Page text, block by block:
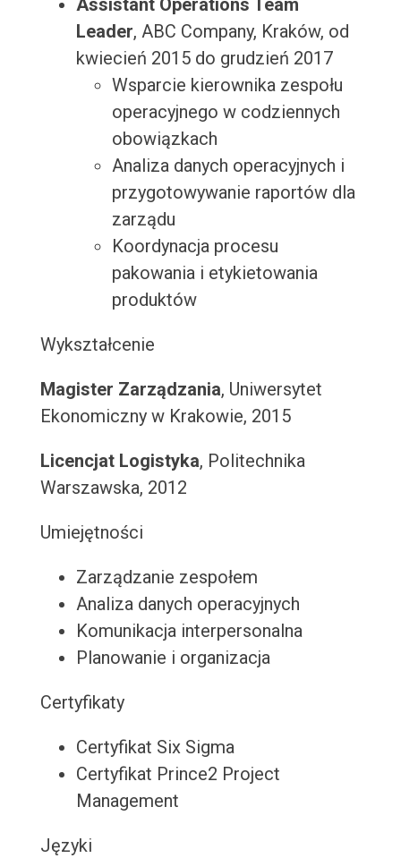
Assistant Operations Team
Leader, ABC Company, Kraków, od
kwiecień 2015 do grudzień 2017
Wsparcie kierownika zespołu
operacyjnego w codziennych
obowiązkach
Analiza danych operacyjnych i
przygotowywanie raportów dla
zarządu
Koordynacja procesu
pakowania i etykietowania
produktów
Wykształcenie
Magister Zarządzania, Uniwersytet
Ekonomiczny w Krakowie, 2015
Licencjat Logistyka, Politechnika
Warszawska, 2012
Umiejętności
Zarządzanie zespołem
Analiza danych operacyjnych
Komunikacja interpersonalna
Planowanie i organizacja
Certyfikaty
Certyfikat Six Sigma
Certyfikat Prince2 Project
Management
Języki